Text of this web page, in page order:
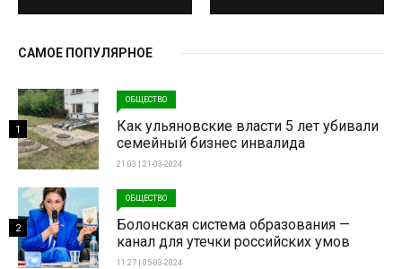
САМОЕ ПОПУЛЯРНОЕ
ОБЩЕСТВО
Как ульяновские власти 5 лет убивали
семейный бизнес инвалида
21:03 | 21-03-2024
1
ОБЩЕСТВО
Болонская система образования —
канал для утечки российских умов
11:27 | 05-03-2024
2